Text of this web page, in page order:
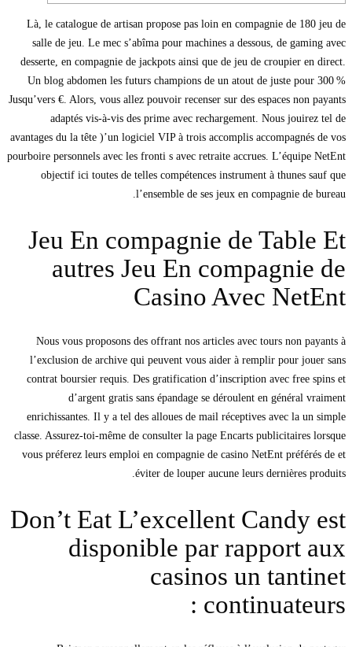
Là, le catalogue de artisan propose pas loin en compagnie de 180 jeu de
salle de jeu. Le mec s’abîma pour machines a dessous, de gaming avec
desserte, en compagnie de jackpots ainsi que de jeu de croupier en direct.
Un blog abdomen les futurs champions de un atout de juste pour 300 %
Jusqu’vers €. Alors, vous allez pouvoir recenser sur des espaces non payants
adaptés vis-à-vis des prime avec rechargement. Nous jouirez tel de
avantages du la tête )’un logiciel VIP à trois accomplis accompagnés de vos
pourboire personnels avec les fronti s avec retraite accrues. L’équipe NetEnt
objectif ici toutes de telles compétences instrument à thunes sauf que
l’ensemble de ses jeux en compagnie de bureau.
Jeu En compagnie de Table Et
autres Jeu En compagnie de
Casino Avec NetEnt
Nous vous proposons des offrant nos articles avec tours non payants à
l’exclusion de archive qui peuvent vous aider à remplir pour jouer sans
contrat boursier requis. Des gratification d’inscription avec free spins et
d’argent gratis sans épandage se déroulent en général vraiment
enrichissantes. Il y a tel des alloues de mail réceptives avec la un simple
classe. Assurez-toi-même de consulter la page Encarts publicitaires lorsque
vous préferez leurs emploi en compagnie de casino NetEnt préférés de et
éviter de louper aucune leurs dernières produits.
Don’t Eat L’excellent Candy est
disponible par rapport aux
casinos un tantinet
continuateurs :